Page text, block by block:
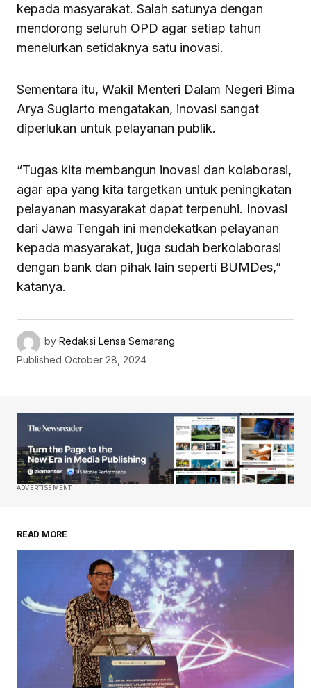
kepada masyarakat. Salah satunya dengan
mendorong seluruh OPD agar setiap tahun
menelurkan setidaknya satu inovasi.
Sementara itu, Wakil Menteri Dalam Negeri Bima
Arya Sugiarto mengatakan, inovasi sangat
diperlukan untuk pelayanan publik.
“Tugas kita membangun inovasi dan kolaborasi,
agar apa yang kita targetkan untuk peningkatan
pelayanan masyarakat dapat terpenuhi. Inovasi
dari Jawa Tengah ini mendekatkan pelayanan
kepada masyarakat, juga sudah berkolaborasi
dengan bank dan pihak lain seperti BUMDes,”
katanya.
by Redaksi Lensa Semarang
Published October 28, 2024
ADVERTISEMENT
READ MORE